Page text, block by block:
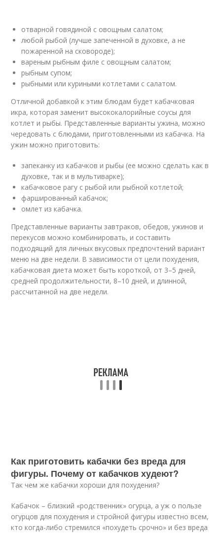
отварной говядиной с овощным салатом;
любой рыбой (лучше запеченной в духовке, а не
пожаренной на сковороде);
вареным рыбным филе с овощным салатом;
рыбным супом;
рыбными или куриными котлетами с салатом.
Отличной добавкой к этим блюдам будет кабачковая
икра, которая заменит высококалорийные соусы для
котлет и рыбы. Представленные варианты ужина, можно
чередовать с блюдами, приготовленными из кабачка. На
ужин можно приготовить:
запеканку из кабачков и рыбы (ее можно сделать как в
духовке, так и в мультиварке);
кабачковое рагу с рыбой или рыбной котлетой;
фаршированный кабачок;
омлет из кабачка.
Представленные варианты завтраков, обедов, ужинов и
перекусов можно комбинировать, и составить
подходящий для личных вкусовых предпочтений вариант
меню на две недели. В зависимости от цели похудения,
кабачковая диета может быть короткой, от 3–5 дней,
средней продолжительности, 8–10 дней, и длинной,
рассчитанной на две недели.
Как приготовить кабачки без вреда для
фигуры. Почему от кабачков худеют?
Так чем же кабачки хороши для похудения?
Кабачок – близкий «родственник» огурца, а уж о пользе
огурцов для похудения и стройной фигуры известно всем,
кто когда-либо стремился «похудеть срочно» и без вреда